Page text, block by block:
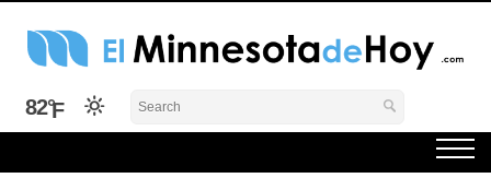
Skip
El Minnesota de Hoy Noticias
Latino Noticias Minnesota News
82°